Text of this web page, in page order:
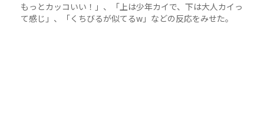
もっとカッコいい！」、「上は少年カイで、下は大人カイっ
て感じ」、「くちびるが似てるw」などの反応をみせた。